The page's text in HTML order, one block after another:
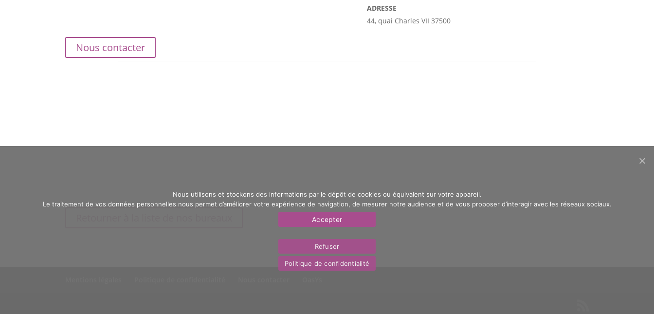
ADRESSE
44, quai Charles VII 37500
Nous contacter
Nous utilisons et stockons des informations par le dépôt de cookies ou équivalent sur votre appareil.
Le traitement de vos données personnelles nous permet d’améliorer votre expérience de navigation, de mesurer notre audience et de vous proposer d’interagir avec les réseaux sociaux.
Accepter
Refuser
Politique de confidentialité